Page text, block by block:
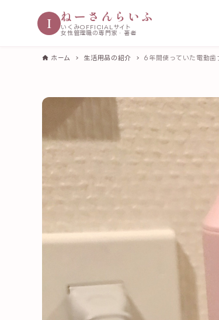
I ねーさんらいふ
いくみOFFICIALサイト
女性管理職の専門家・著者
ホーム 生活用品の紹介 6年間使っていた電動